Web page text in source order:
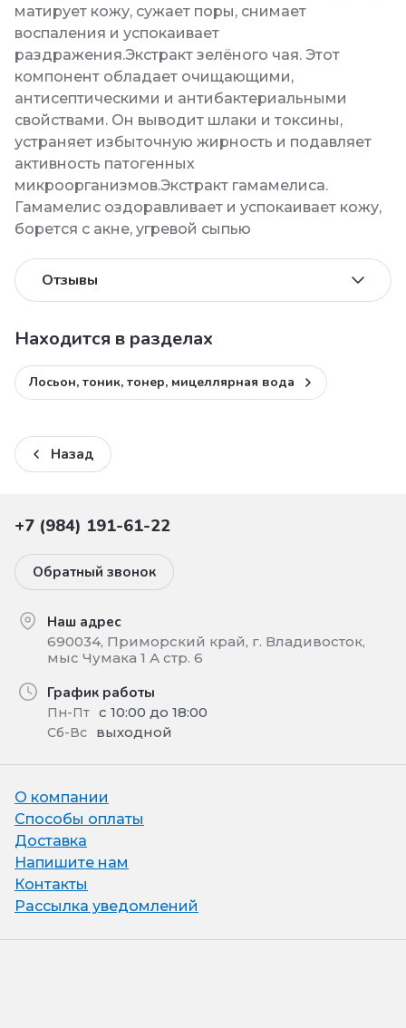
матирует кожу, сужает поры, снимает
воспаления и успокаивает
раздражения.Экстракт зелёного чая. Этот
компонент обладает очищающими,
антисептическими и антибактериальными
свойствами. Он выводит шлаки и токсины,
устраняет избыточную жирность и подавляет
активность патогенных
микроорганизмов.Экстракт гамамелиса.
Гамамелис оздоравливает и успокаивает кожу,
борется с акне, угревой сыпью
Отзывы
Находится в разделах
Лосьон, тоник, тонер, мицеллярная вода
Назад
+7 (984) 191-61-22
Обратный звонок
Наш адрес
690034, Приморский край, г. Владивосток,
мыс Чумака 1 А стр. 6
График работы
Пн-Пт с 10:00 до 18:00
Сб-Вс выходной
О компании
Способы оплаты
Доставка
Напишите нам
Контакты
Рассылка уведомлений